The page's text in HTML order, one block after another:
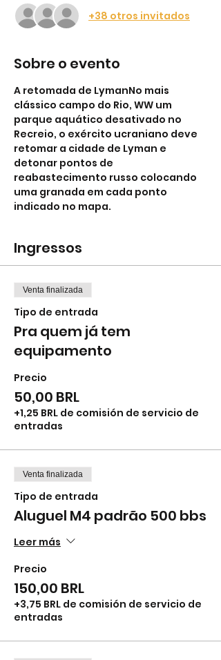
+38 otros invitados
Sobre o evento
A retomada de LymanNo mais
clássico campo do Rio, WW um
parque aquático desativado no
Recreio, o exército ucraniano deve
retomar a cidade de Lyman e
detonar pontos de
reabastecimento russo colocando
uma granada em cada ponto
indicado no mapa.
Ingressos
Venta finalizada
Tipo de entrada
Pra quem já tem
equipamento
Precio
50,00 BRL
+1,25 BRL de comisión de servicio de
entradas
Venta finalizada
Tipo de entrada
Aluguel M4 padrão 500 bbs
Leer más
Precio
150,00 BRL
+3,75 BRL de comisión de servicio de
entradas